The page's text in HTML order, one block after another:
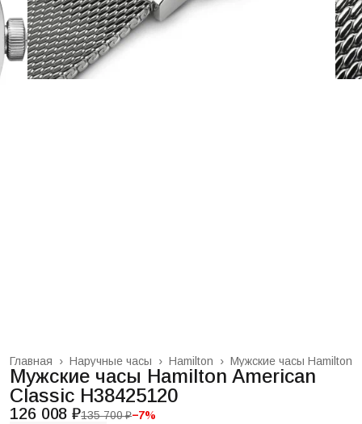
Мужские часы Hamilton
Hamilton ›
Наручные часы ›
Главная ›
Мужские часы Hamilton American
Classic H38425120
126 008 ₽135 700 ₽−7%